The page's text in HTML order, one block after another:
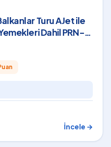
Turu AJet ile
Dahil PRN-
İncele →